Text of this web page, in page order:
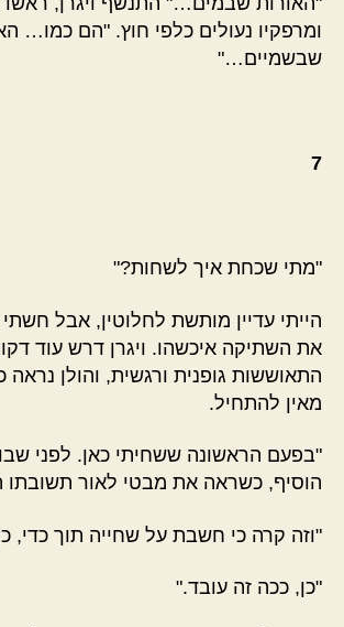
ומרפקיו נעולים כלפי חוץ. "הם כמו…
שבשמיים…"
7
"מתי שכחת איך לשחות?"
הייתי עדיין מותשת לחלוטין, אבל
את השתיקה איכשהו. ויגרן דרש עוד
התאוששות גופנית ורגשית, והולן נראה
מאין להתחיל.
"בפעם הראשונה ששחיתי כאן. לפני
הוסיף, כשראה את מבטי לאור תשובתו
"וזה קרה כי חשבת על שחייה תוך כדי,
"כן, ככה זה עובד."